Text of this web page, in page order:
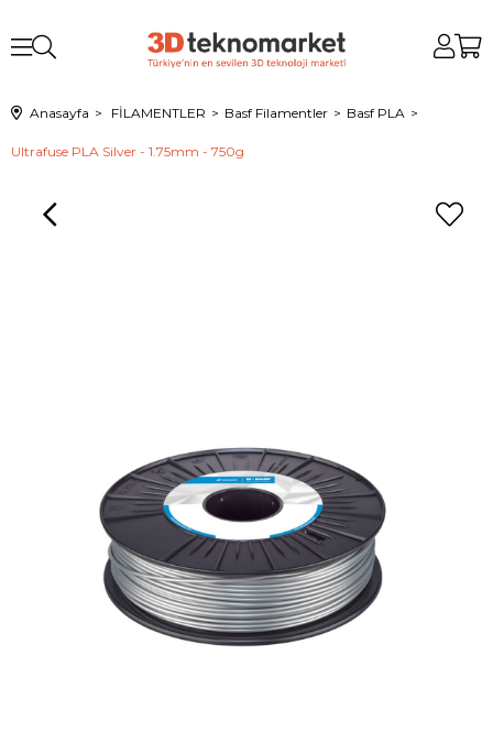
Anasayfa FİLAMENTLER Basf Filamentler Basf PLA
Ultrafuse PLA Silver - 1.75mm - 750g